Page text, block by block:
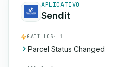
APLICATIVO
Sendit
GATILHOS · 1
Parcel Status Changed